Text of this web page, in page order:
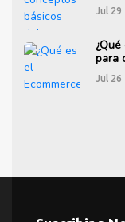
Jul 29
para
Jul 26